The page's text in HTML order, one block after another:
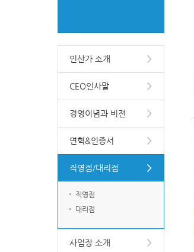
인산가 소개
CEO인사말
경영이념과 비젼
연혁&인증서
직영점/대리점
직영점
대리점
사업장 소개